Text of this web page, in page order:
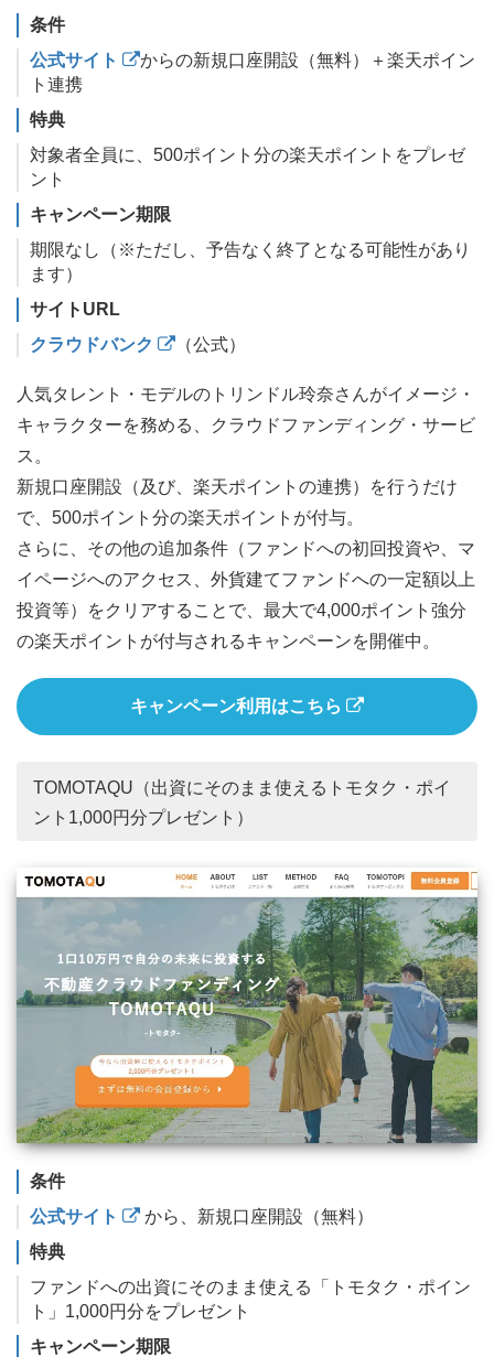
条件
公式サイト
からの新規口座開設（無料）＋楽天ポイン
ト連携
特典
対象者全員に、500ポイント分の楽天ポイントをプレゼ
ント
キャンペーン期限
期限なし（※ただし、予告なく終了となる可能性があり
ます）
サイトURL
クラウドバンク
（公式）
人気タレント・モデルのトリンドル玲奈さんがイメージ・
キャラクターを務める、クラウドファンディング・サービ
ス。
新規口座開設（及び、楽天ポイントの連携）を行うだけ
で、500ポイント分の楽天ポイントが付与。
さらに、その他の追加条件（ファンドへの初回投資や、マ
イページへのアクセス、外貨建てファンドへの一定額以上
投資等）をクリアすることで、最大で4,000ポイント強分
の楽天ポイントが付与されるキャンペーンを開催中。
キャンペーン利用はこちら
TOMOTAQU（出資にそのまま使えるトモタク・ポイ
ント1,000円分プレゼント）
条件
公式サイト
から、新規口座開設（無料）
特典
ファンドへの出資にそのまま使える「トモタク・ポイン
ト」1,000円分をプレゼント
キャンペーン期限